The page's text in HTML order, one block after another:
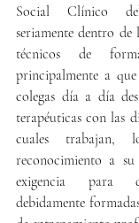
Social Clínico
seriamente dentro de
técnicos de
principalmente a
colegas día a día
terapéuticas con las
cuales
reconocimiento a
exigencia para
debidamente